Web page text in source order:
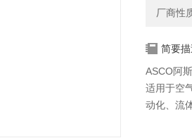
厂商性
简要描
ASCO阿
适用于空
动化、流